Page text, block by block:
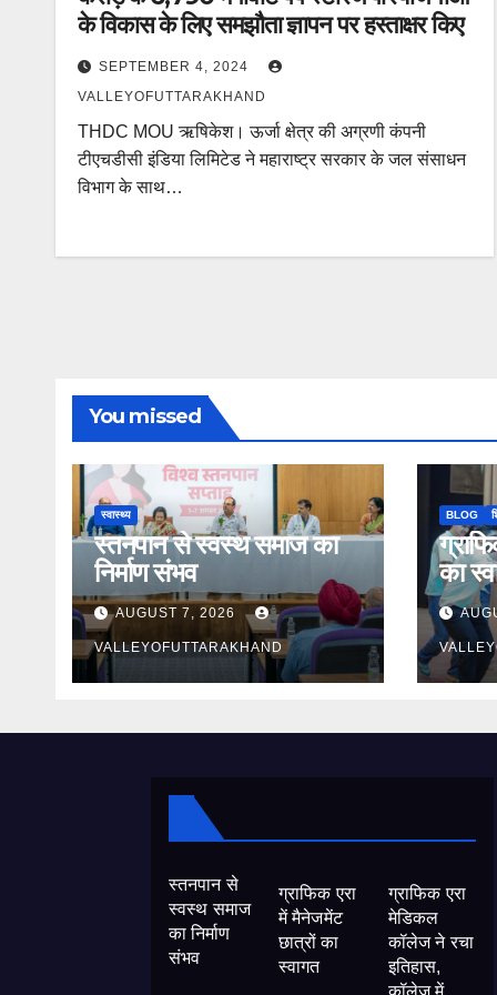
के विकास के लिए समझौता ज्ञापन पर हस्ताक्षर किए
SEPTEMBER 4, 2024
VALLEYOFUTTARAKHAND
THDC MOU ऋषिकेश। ऊर्जा क्षेत्र की अग्रणी कंपनी
टीएचडीसी इंडिया लिमिटेड ने महाराष्ट्र सरकार के जल संसाधन
विभाग के साथ…
You missed
स्वास्थ्य
स्तनपान से स्वस्थ समाज का
निर्माण संभव
AUGUST 7, 2026
VALLEYOFUTTARAKHAND
BLOG
का
स्तनपान से
स्वस्थ समाज
का निर्माण
संभव
ग्राफिक एरा
में मैनेजमेंट
छात्रों का
स्वागत
ग्राफिक एरा
मेडिकल
कॉलेज ने रचा
इतिहास,
कॉलेज में